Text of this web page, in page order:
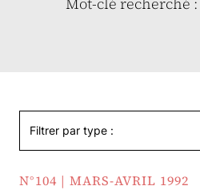
Filtrer par type :
N°104 | MARS-AVRIL 1992